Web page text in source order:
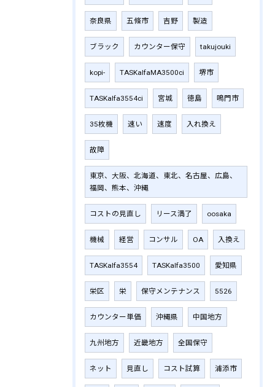
奈良県 五條市 吉野 製造
ブラック カウンター保守 takujouki
kopi- TASKalfaMA3500ci 堺市
TASKalfa3554ci 宮城 徳島 鳴門市
35枚機 速い 速度 入れ換え
故障
東京、大阪、北海道、東北、名古屋、広島、
福岡、熊本、沖縄
コストの見直し リース満了 oosaka
機械 経営 コンサル OA 入換え
TASKalfa3554 TASKalfa3500 愛知県
栄区 栄 保守メンテナンス 5526
カウンター単価 沖縄県 中国地方
九州地方 近畿地方 全国保守
ネット 見直し コスト試算 浦添市